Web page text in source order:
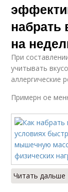
на
При
учитывать
аллергические
Примерн ое
Читать